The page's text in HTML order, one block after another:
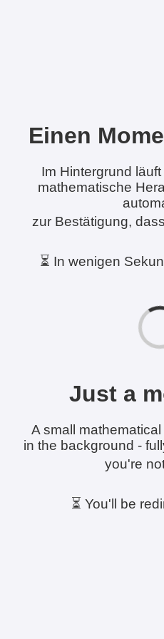
Einen
Im Hintergrund
mathematische
zur Bestätigung,
⏳ In wenigen
Just a
A small
in the background -
you're
⏳ You'll be